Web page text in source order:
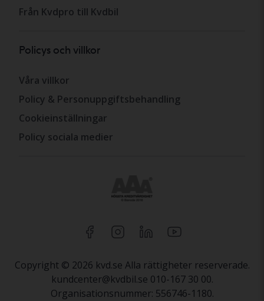
Från Kvdpro till Kvdbil
Policys och villkor
Våra villkor
Policy & Personuppgiftsbehandling
Cookieinställningar
Policy sociala medier
Copyright © 2026 kvd.se Alla rättigheter reserverade.
kundcenter@kvdbil.se 010-167 30 00.
Organisationsnummer: 556746-1180.